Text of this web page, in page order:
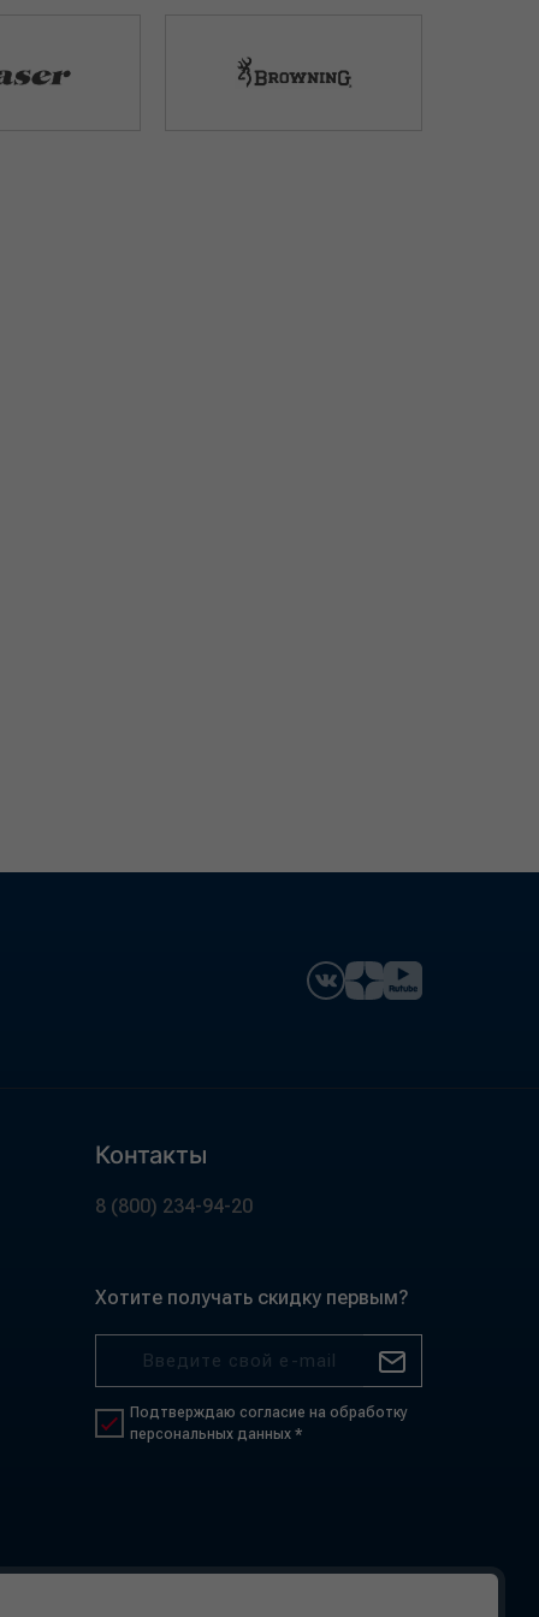
Контакты
8 (800) 234-94-20
Хотите получать скидку первым?
Подтверждаю согласие на обработку
персональных данных *